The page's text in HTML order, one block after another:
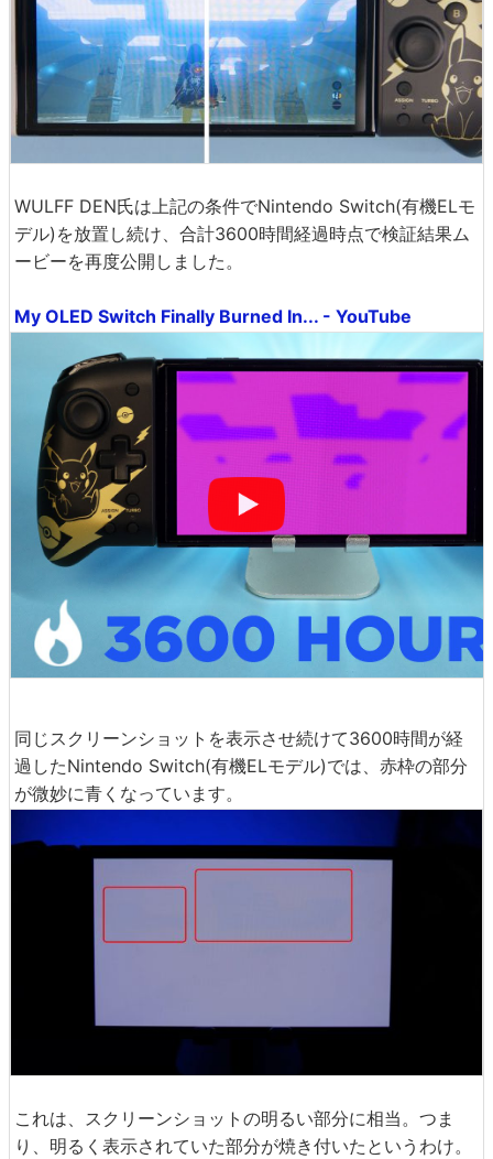
WULFF DEN氏は上記の条件でNintendo Switch(有機ELモ
デル)を放置し続け、合計3600時間経過時点で検証結果ム
ービーを再度公開しました。
My OLED Switch Finally Burned In... - YouTube
同じスクリーンショットを表示させ続けて3600時間が経
過したNintendo Switch(有機ELモデル)では、赤枠の部分
が微妙に青くなっています。
これは、スクリーンショットの明るい部分に相当。つま
り、明るく表示されていた部分が焼き付いたというわけ。